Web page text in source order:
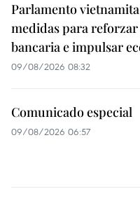
Parlamento
medidas para
bancaria e impulsar
09/08/2026 08:32
Comunicado especial
09/08/2026 06:57